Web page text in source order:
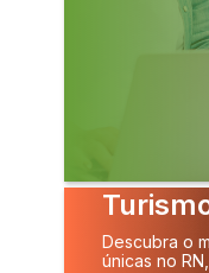
Descubra o
únicas no